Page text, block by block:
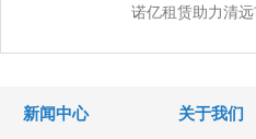
诺亿租赁助力清
新闻中心 关于我们